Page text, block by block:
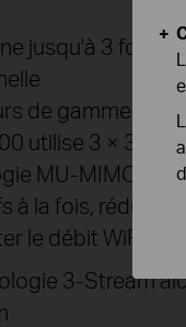
jusqu'à 3 fois
de gamme AC,
utilise 3 × 3
MU-MIMO
à la fois,
le débit WiFi
3-Stream